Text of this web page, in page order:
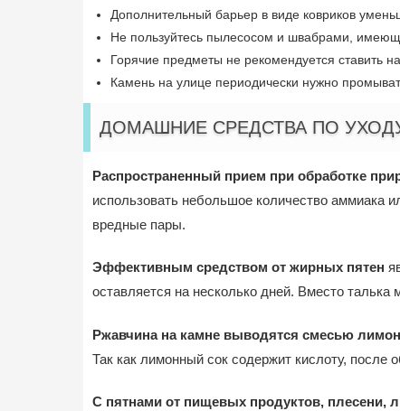
Дополнительный барьер в виде ковриков
Не пользуйтесь пылесосом и швабрами,
Горячие предметы не рекомендуется ставить
Камень на улице периодически нужно
ДОМАШНИЕ СРЕДСТВА ПО
Распространенный прием при обработке
использовать небольшое количество аммиака
вредные пары.
Эффективным средством от жирных пятен
оставляется на несколько дней. Вместо
Ржавчина на камне выводятся смесью
Так как лимонный сок содержит кислоту, после
С пятнами от пищевых продуктов, плесени,